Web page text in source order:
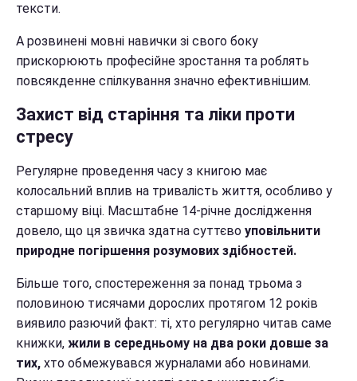
тексти.
А розвинені мовні навички зі свого боку
прискорюють професійне зростання та роблять
повсякденне спілкування значно ефективнішим.
Захист від старіння та ліки проти
стресу
Регулярне проведення часу з книгою має
колосальний вплив на тривалість життя, особливо у
старшому віці. Масштабне 14-річне дослідження
довело, що ця звичка здатна суттєво уповільнити
природне погіршення розумових здібностей.
Більше того, спостереження за понад трьома з
половиною тисячами дорослих протягом 12 років
виявило разючий факт: ті, хто регулярно читав саме
книжки, жили в середньому на два роки довше за
тих, хто обмежувався журналами або новинами.